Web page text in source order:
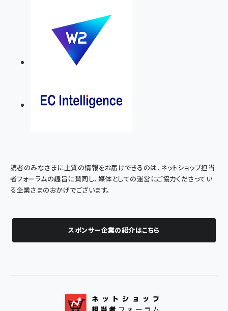
読者のみなさまに上質の情報をお届けできるのは、ネットショップ担当
者フォーラムの趣旨に賛同し、媒体としての運営にご協力くださってい
る企業さまのおかげでございます。
スポンサー企業の紹介はこちら